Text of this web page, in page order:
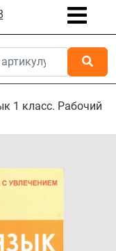
1 класс. Рабочий